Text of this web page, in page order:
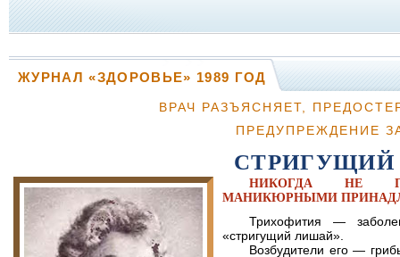
ЖУРНАЛ «ЗДОРОВЬЕ» 1989 ГОД
ВРАЧ РАЗЪЯСНЯЕТ,
ПРЕДУПРЕЖДЕНИЕ
НИКОГДА НЕ
МАНИКЮРНЫМИ
Трихофития —
«стригущий лишай».
Возбудители его —